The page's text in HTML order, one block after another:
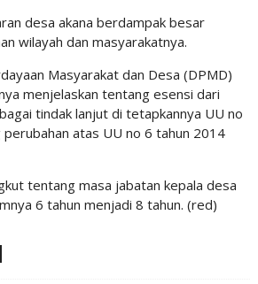
desa akana berdampak besar
wilayah dan masyarakatnya.
Masyarakat dan Desa (DPMD)
menjelaskan tentang esensi dari
tindak lanjut di tetapkannya UU no
atas UU no 6 tahun 2014
tentang masa jabatan kepala desa
6 tahun menjadi 8 tahun. (red)